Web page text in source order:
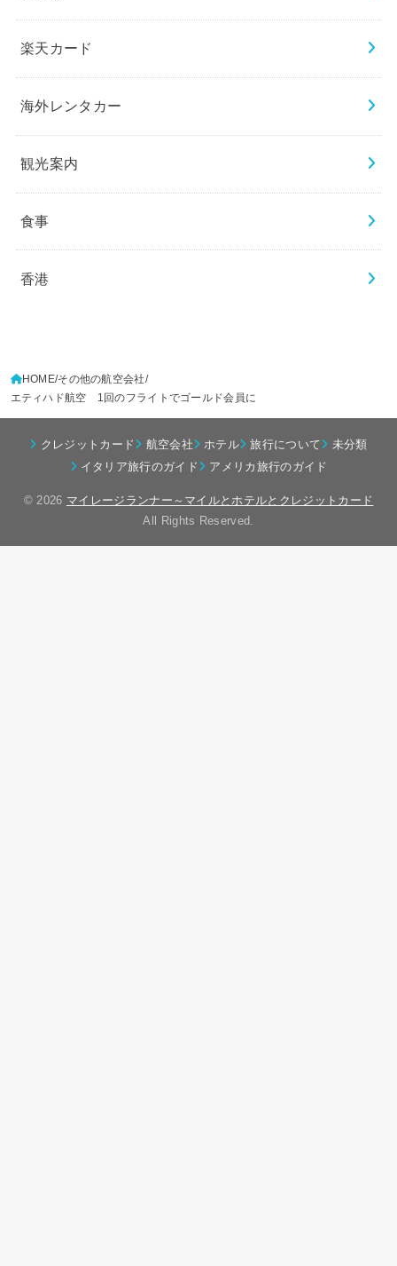
楽天カード
海外レンタカー
観光案内
食事
香港
HOME その他の航空会社
エティハド航空 1回のフライトでゴールド会員に
クレジットカード 航空会社 ホテル 旅行について
未分類
イタリア旅行のガイド
アメリカ旅行のガイド
© 2026 マイレージランナー～マイルとホテルとクレジットカード
All Rights Reserved.